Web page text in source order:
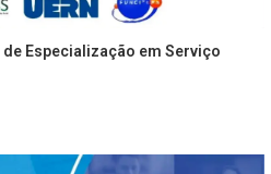
Especialização em Serviço